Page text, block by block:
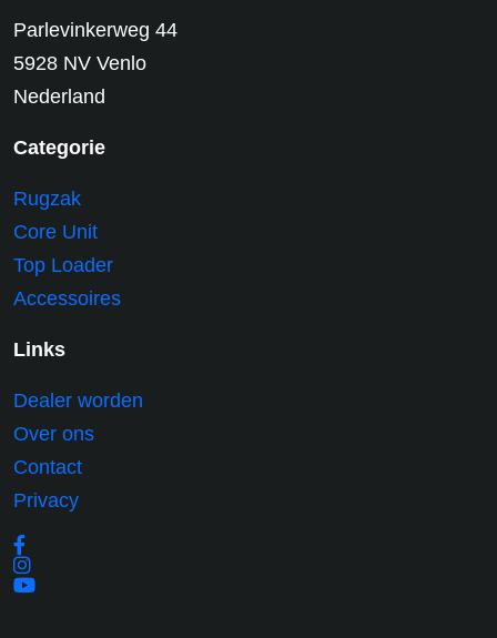
Parlevinkerweg 44
5928 NV Venlo
Nederland
Categorie
Rugzak
Core Unit
Top Loader
Accessoires
Links
Dealer worden
Over ons
Contact
Privacy